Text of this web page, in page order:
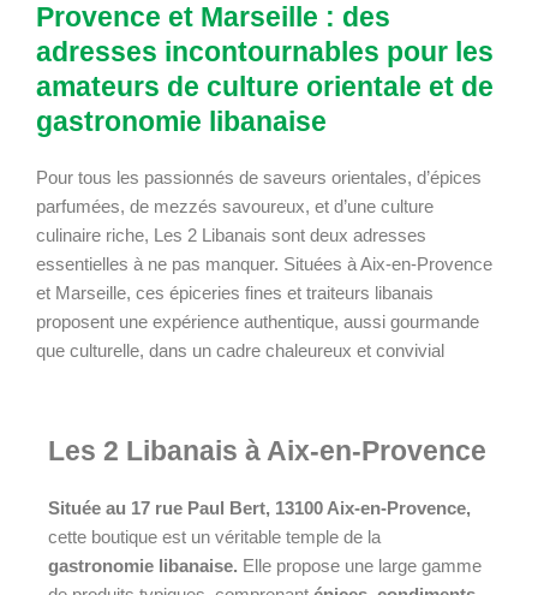
Provence et Marseille : des
adresses incontournables pour les
amateurs de culture orientale et de
gastronomie libanaise
Pour tous les passionnés de saveurs orientales, d’épices
parfumées, de mezzés savoureux, et d’une culture
culinaire riche, Les 2 Libanais sont deux adresses
essentielles à ne pas manquer. Situées à Aix-en-Provence
et Marseille, ces épiceries fines et traiteurs libanais
proposent une expérience authentique, aussi gourmande
que culturelle, dans un cadre chaleureux et convivial
Les 2 Libanais à Aix-en-Provence
Située au 17 rue Paul Bert, 13100 Aix-en-Provence,
cette boutique est un véritable temple de la
gastronomie libanaise. Elle propose une large gamme